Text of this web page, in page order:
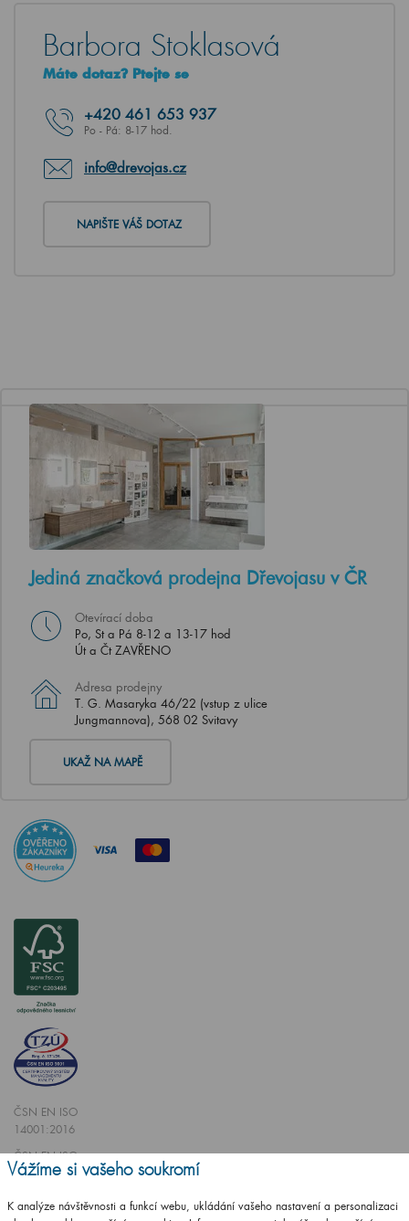
Barbora Stoklasová
Máte dotaz? Ptejte se
+420 461 653 937
Po - Pá: 8-17 hod.
info@drevojas.cz
NAPIŠTE VÁŠ DOTAZ
Jediná značková prodejna Dřevojasu v ČR
Otevírací doba
Po, St a Pá 8-12 a 13-17 hod
Út a Čt ZAVŘENO
Adresa prodejny
T. G. Masaryka 46/22 (vstup z ulice
Jungmannova), 568 02 Svitavy
UKAŽ NA MAPĚ
ČSN EN ISO
14001:2016
ČSN EN ISO
9001:2016
Vážíme si vašeho soukromí
K analýze návštěvnosti a funkcí webu, ukládání vašeho nastavení a personalizaci